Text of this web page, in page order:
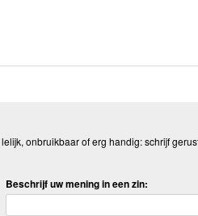
onbruikbaar of erg handig: schrijf
Beschrijf uw mening in een zin: